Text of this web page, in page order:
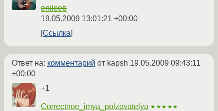
enileeb
19.05.2009 13:01:21 +00:00
Ссылка
Ответ на: комментарий от kapsh 19.05.2009 09:43:11
+00:00
+1
Correctnoe_imya_polzovatelya ★★★★★